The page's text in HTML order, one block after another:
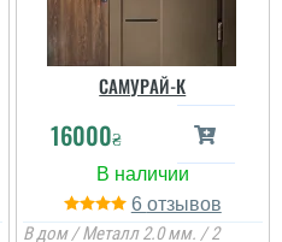
Міша
САМУРАЙ-К
16000₴
6
В дом / Металл 2.0 мм. / 2